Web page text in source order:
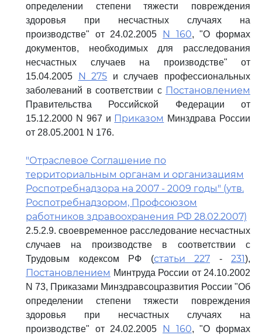
определении степени тяжести повреждения
здоровья при несчастных случаях на
производстве" от 24.02.2005 N 160, "О формах
документов, необходимых для расследования
несчастных случаев на производстве" от
15.04.2005 N 275 и случаев профессиональных
заболеваний в соответствии с Постановлением
Правительства Российской Федерации от
15.12.2000 N 967 и Приказом Минздрава России
от 28.05.2001 N 176.
"Отраслевое Соглашение по
территориальным органам и организациям
Роспотребнадзора на 2007 - 2009 годы" (утв.
Роспотребнадзором, Профсоюзом
работников здравоохранения РФ 28.02.2007)
2.5.2.9. своевременное расследование несчастных
случаев на производстве в соответствии с
Трудовым кодексом РФ (статьи 227 - 231),
Постановлением Минтруда России от 24.10.2002
N 73, Приказами Минздравсоцразвития России "Об
определении степени тяжести повреждения
здоровья при несчастных случаях на
производстве" от 24.02.2005 N 160, "О формах